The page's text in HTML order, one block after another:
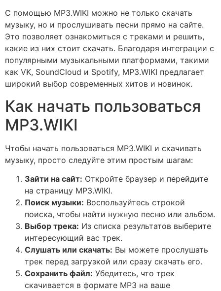
С помощью MP3.WIKI можно не только скачать
музыку, но и прослушивать песни прямо на сайте.
Это позволяет ознакомиться с треками и решить,
какие из них стоит скачать. Благодаря интеграции с
популярными музыкальными платформами, такими
как VK, SoundCloud и Spotify, MP3.WIKI предлагает
широкий выбор современных хитов и новинок.
Как начать пользоваться
MP3.WIKI
Чтобы начать пользоваться MP3.WIKI и скачивать
музыку, просто следуйте этим простым шагам:
Зайти на сайт: Откройте браузер и перейдите
на страницу MP3.WIKI.
Поиск музыки: Воспользуйтесь строкой
поиска, чтобы найти нужную песню или альбом.
Выбор трека: Из списка результатов выберите
интересующий вас трек.
Слушать или скачать: Вы можете прослушать
трек перед загрузкой или сразу скачать его.
Сохранить файл: Убедитесь, что трек
скачивается в формате MP3 на ваше